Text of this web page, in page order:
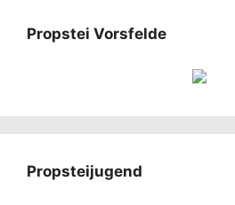
Propstei Vorsfelde
Propsteijugend